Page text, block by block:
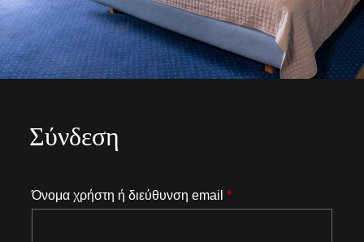
Σύνδεση
Όνομα χρήστη ή διεύθυνση email *